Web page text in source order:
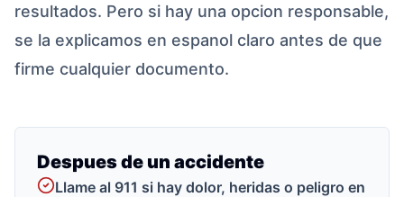
resultados. Pero si hay una opcion responsable,
se la explicamos en espanol claro antes de que
firme cualquier documento.
Despues de un accidente
Llame al 911 si hay dolor, heridas o peligro en